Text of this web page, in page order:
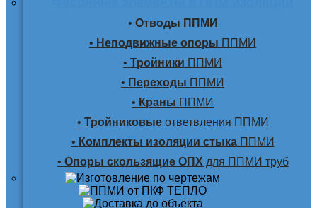
• Отводы ППМИ
• Неподвижные опоры ППМИ
• Тройники ППМИ
• Переходы ППМИ
• Краны ППМИ
• Тройниковыеответвления ППМИ
• Комплекты изоляции стыкаППМИ
• Опоры скользящие ОПХ для ППМИ труб